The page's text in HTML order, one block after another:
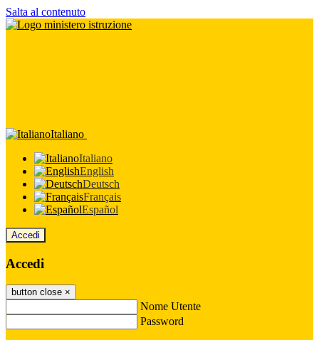
Salta al contenuto
Italiano
Italiano
English
Deutsch
Français
Español
Accedi
Accedi
button close ×
Nome Utente
Password